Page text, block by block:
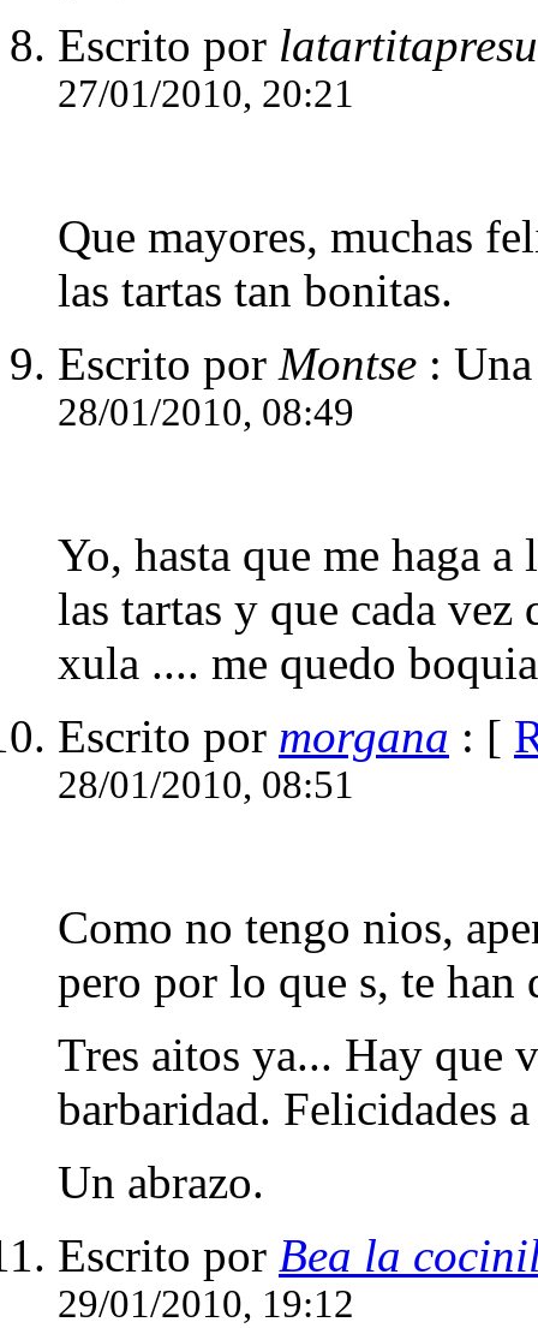
Escrito por
27/01/2010, 20:21
Que mayores, muchas
las tartas tan bonitas.
Escrito por Montse :
28/01/2010, 08:49
Yo, hasta que me haga a
las tartas y que cada
xula .... me quedo
Escrito por morgana : [
28/01/2010, 08:51
Como no tengo nios,
pero por lo que s, te han
Tres aitos ya... Hay que
barbaridad. Felicidades
Un abrazo.
Escrito por Bea la
29/01/2010, 19:12